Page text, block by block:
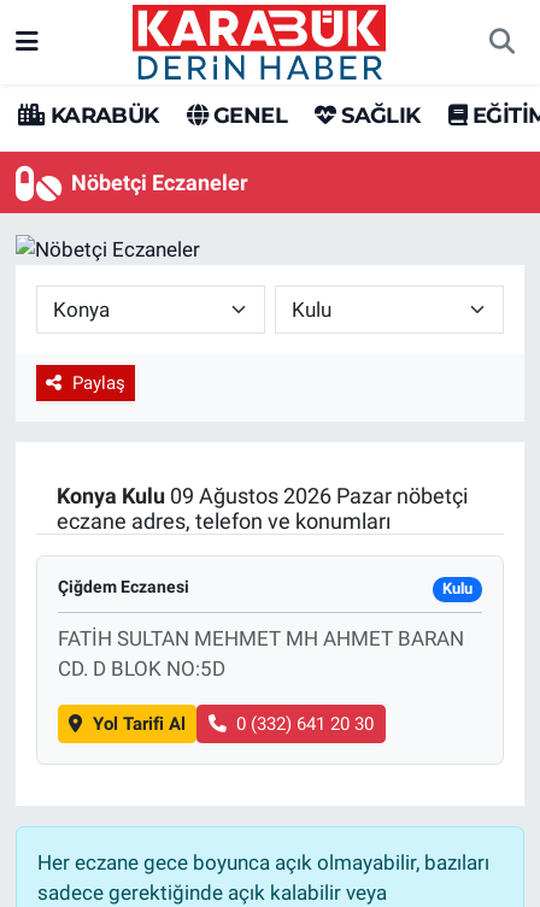
KARABÜK GENEL SAĞLIK
Nöbetçi Eczaneler
Paylaş
Konya Kulu09 Ağustos 2026 Pazar nöbetçi
eczane adres, telefon ve konumları
Çiğdem Eczanesi Kulu
FATİH SULTAN MEHMET MH AHMET BARAN
CD. D BLOK NO:5D
Yol Tarifi Al 0 (332) 641 20 30
Her eczane gece boyunca açık olmayabilir, bazıları
sadece gerektiğinde açık kalabilir veya
Karabük Hava Durumu
Karabük Trafik Yoğunluk Haritası
Tüm Manşetler
Son Dakika Haberleri